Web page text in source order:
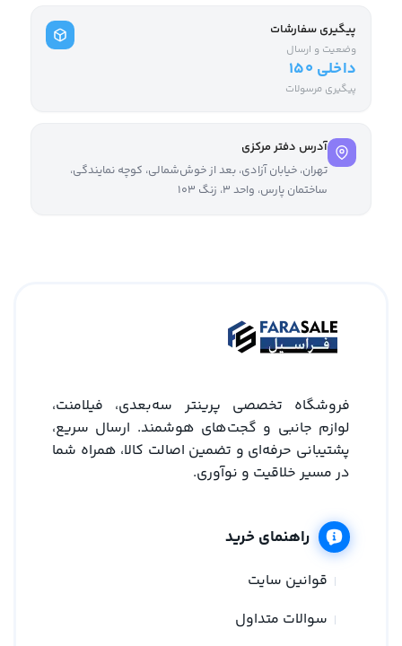
پیگیری سفارشات
وضعیت و ارسال
داخلی ۱۵۰
پیگیری مرسولات
آدرس دفتر مرکزی
تهران، خیابان آزادی، بعد از خوش‌شمالی، کوچه نمایندگی،
ساختمان پارس، واحد ۳، زنگ ۱۰۳
فروشگاه تخصصی پرینتر سه‌بعدی، فیلامنت،
لوازم جانبی و گجت‌های هوشمند. ارسال سریع،
پشتیبانی حرفه‌ای و تضمین اصالت کالا، همراه شما
در مسیر خلاقیت و نوآوری.
راهنمای خرید
قوانین سایت
سوالات متداول